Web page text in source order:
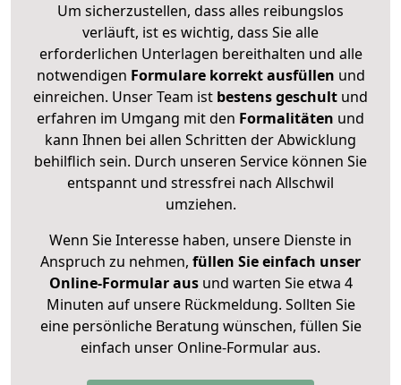
Um sicherzustellen, dass alles reibungslos
verläuft, ist es wichtig, dass Sie alle
erforderlichen Unterlagen bereithalten und alle
notwendigen Formulare korrekt ausfüllen und
einreichen. Unser Team ist bestens geschult und
erfahren im Umgang mit den Formalitäten und
kann Ihnen bei allen Schritten der Abwicklung
behilflich sein. Durch unseren Service können Sie
entspannt und stressfrei nach Allschwil
umziehen.
Wenn Sie Interesse haben, unsere Dienste in
Anspruch zu nehmen, füllen Sie einfach unser
Online-Formular ausund warten Sie etwa 4
Minuten auf unsere Rückmeldung. Sollten Sie
eine persönliche Beratung wünschen, füllen Sie
einfach unser Online-Formular aus.